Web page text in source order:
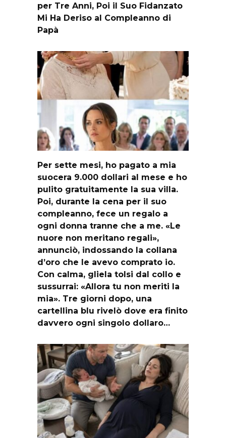
per Tre Anni, Poi il Suo Fidanzato
Mi Ha Deriso al Compleanno di
Papà
Per sette mesi, ho pagato a mia
suocera 9.000 dollari al mese e ho
pulito gratuitamente la sua villa.
Poi, durante la cena per il suo
compleanno, fece un regalo a
ogni donna tranne che a me. «Le
nuore non meritano regali»,
annunciò, indossando la collana
d’oro che le avevo comprato io.
Con calma, gliela tolsi dal collo e
sussurrai: «Allora tu non meriti la
mia». Tre giorni dopo, una
cartellina blu rivelò dove era finito
davvero ogni singolo dollaro…